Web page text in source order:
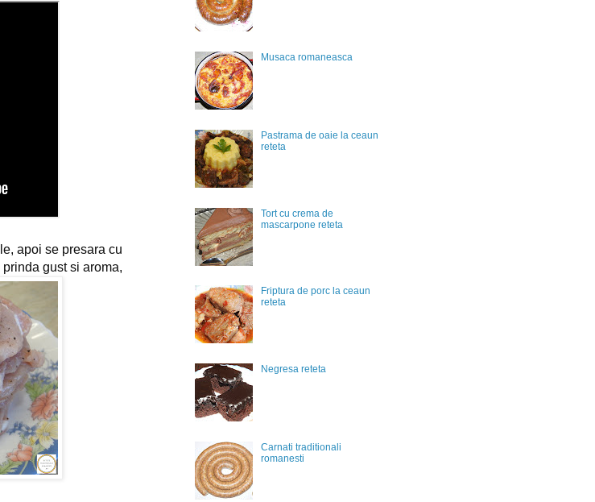
apoi se presara cu
gust si aroma,
Musaca romaneasca
Pastrama de oaie la ceaun
reteta
Tort cu crema de
mascarpone reteta
Friptura de porc la ceaun
reteta
Negresa reteta
Carnati traditionali
romanesti